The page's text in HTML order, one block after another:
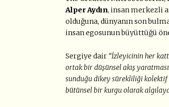
Alper Aydın, insan merkezli
olduğuna, dünyanın son
insan egosunun büyüttüğü
Sergiye dair “İzleyicinin her
ortak bir düşünsel akış
sunduğu dikey sürekliliği kolektif
bütünsel bir kurgu olarak